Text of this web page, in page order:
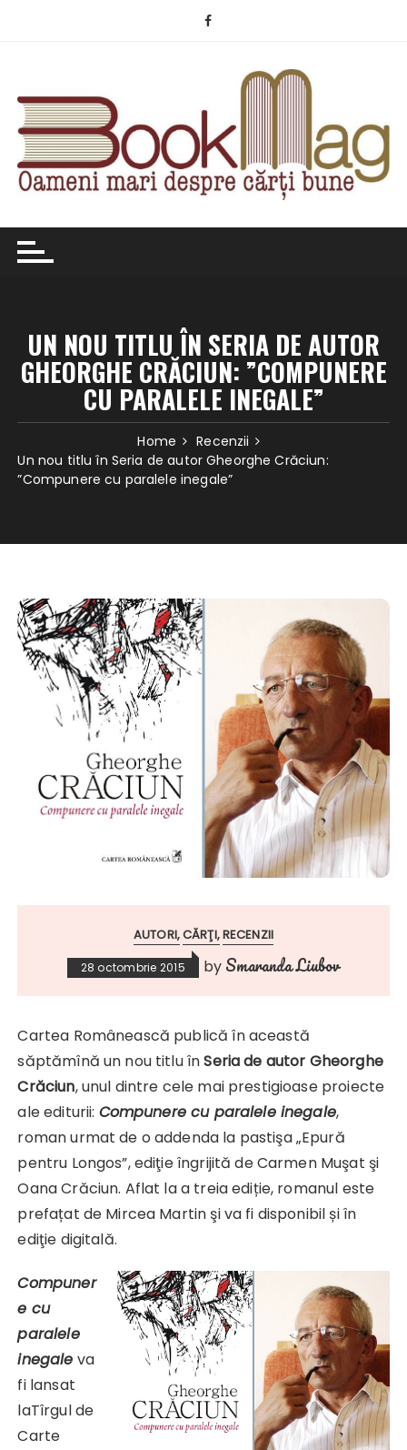
UN NOU TITLU ÎN SERIA DE AUTOR
GHEORGHE CRĂCIUN: ”COMPUNERE
CU PARALELE INEGALE”
Home
Recenzii
Un nou titlu în Seria de autor Gheorghe Crăciun:
”Compunere cu paralele inegale”
AUTORI CĂRŢI RECENZII
28 octombrie 2015 by Smaranda Liubov
Cartea Românească publică în această
săptămînă un nou titlu înSeria de autor Gheorghe
Crăciun, unul dintre cele mai prestigioase proiecte
ale editurii: Compunere cu paralele inegale,
roman urmat de o addenda la pastişa „Epură
pentru Longos”, ediţie îngrijită de Carmen Muşat şi
Oana Crăciun. Aflat la a treia ediție, romanul este
prefațat de Mircea Martin şi va fi disponibil și în
ediţie digitală.
Compuner
e cu
paralele
inegale va
fi lansat
laTîrgul de
Carte